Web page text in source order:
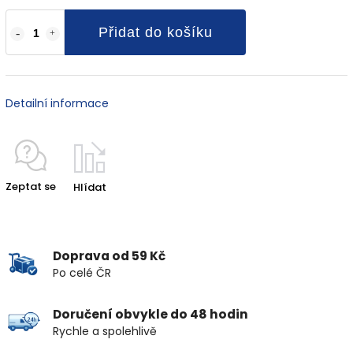
Přidat do košíku
Detailní informace
Zeptat se Hlídat
Doprava od 59 Kč
Po celé ČR
Doručení obvykle do 48 hodin
Rychle a spolehlivě